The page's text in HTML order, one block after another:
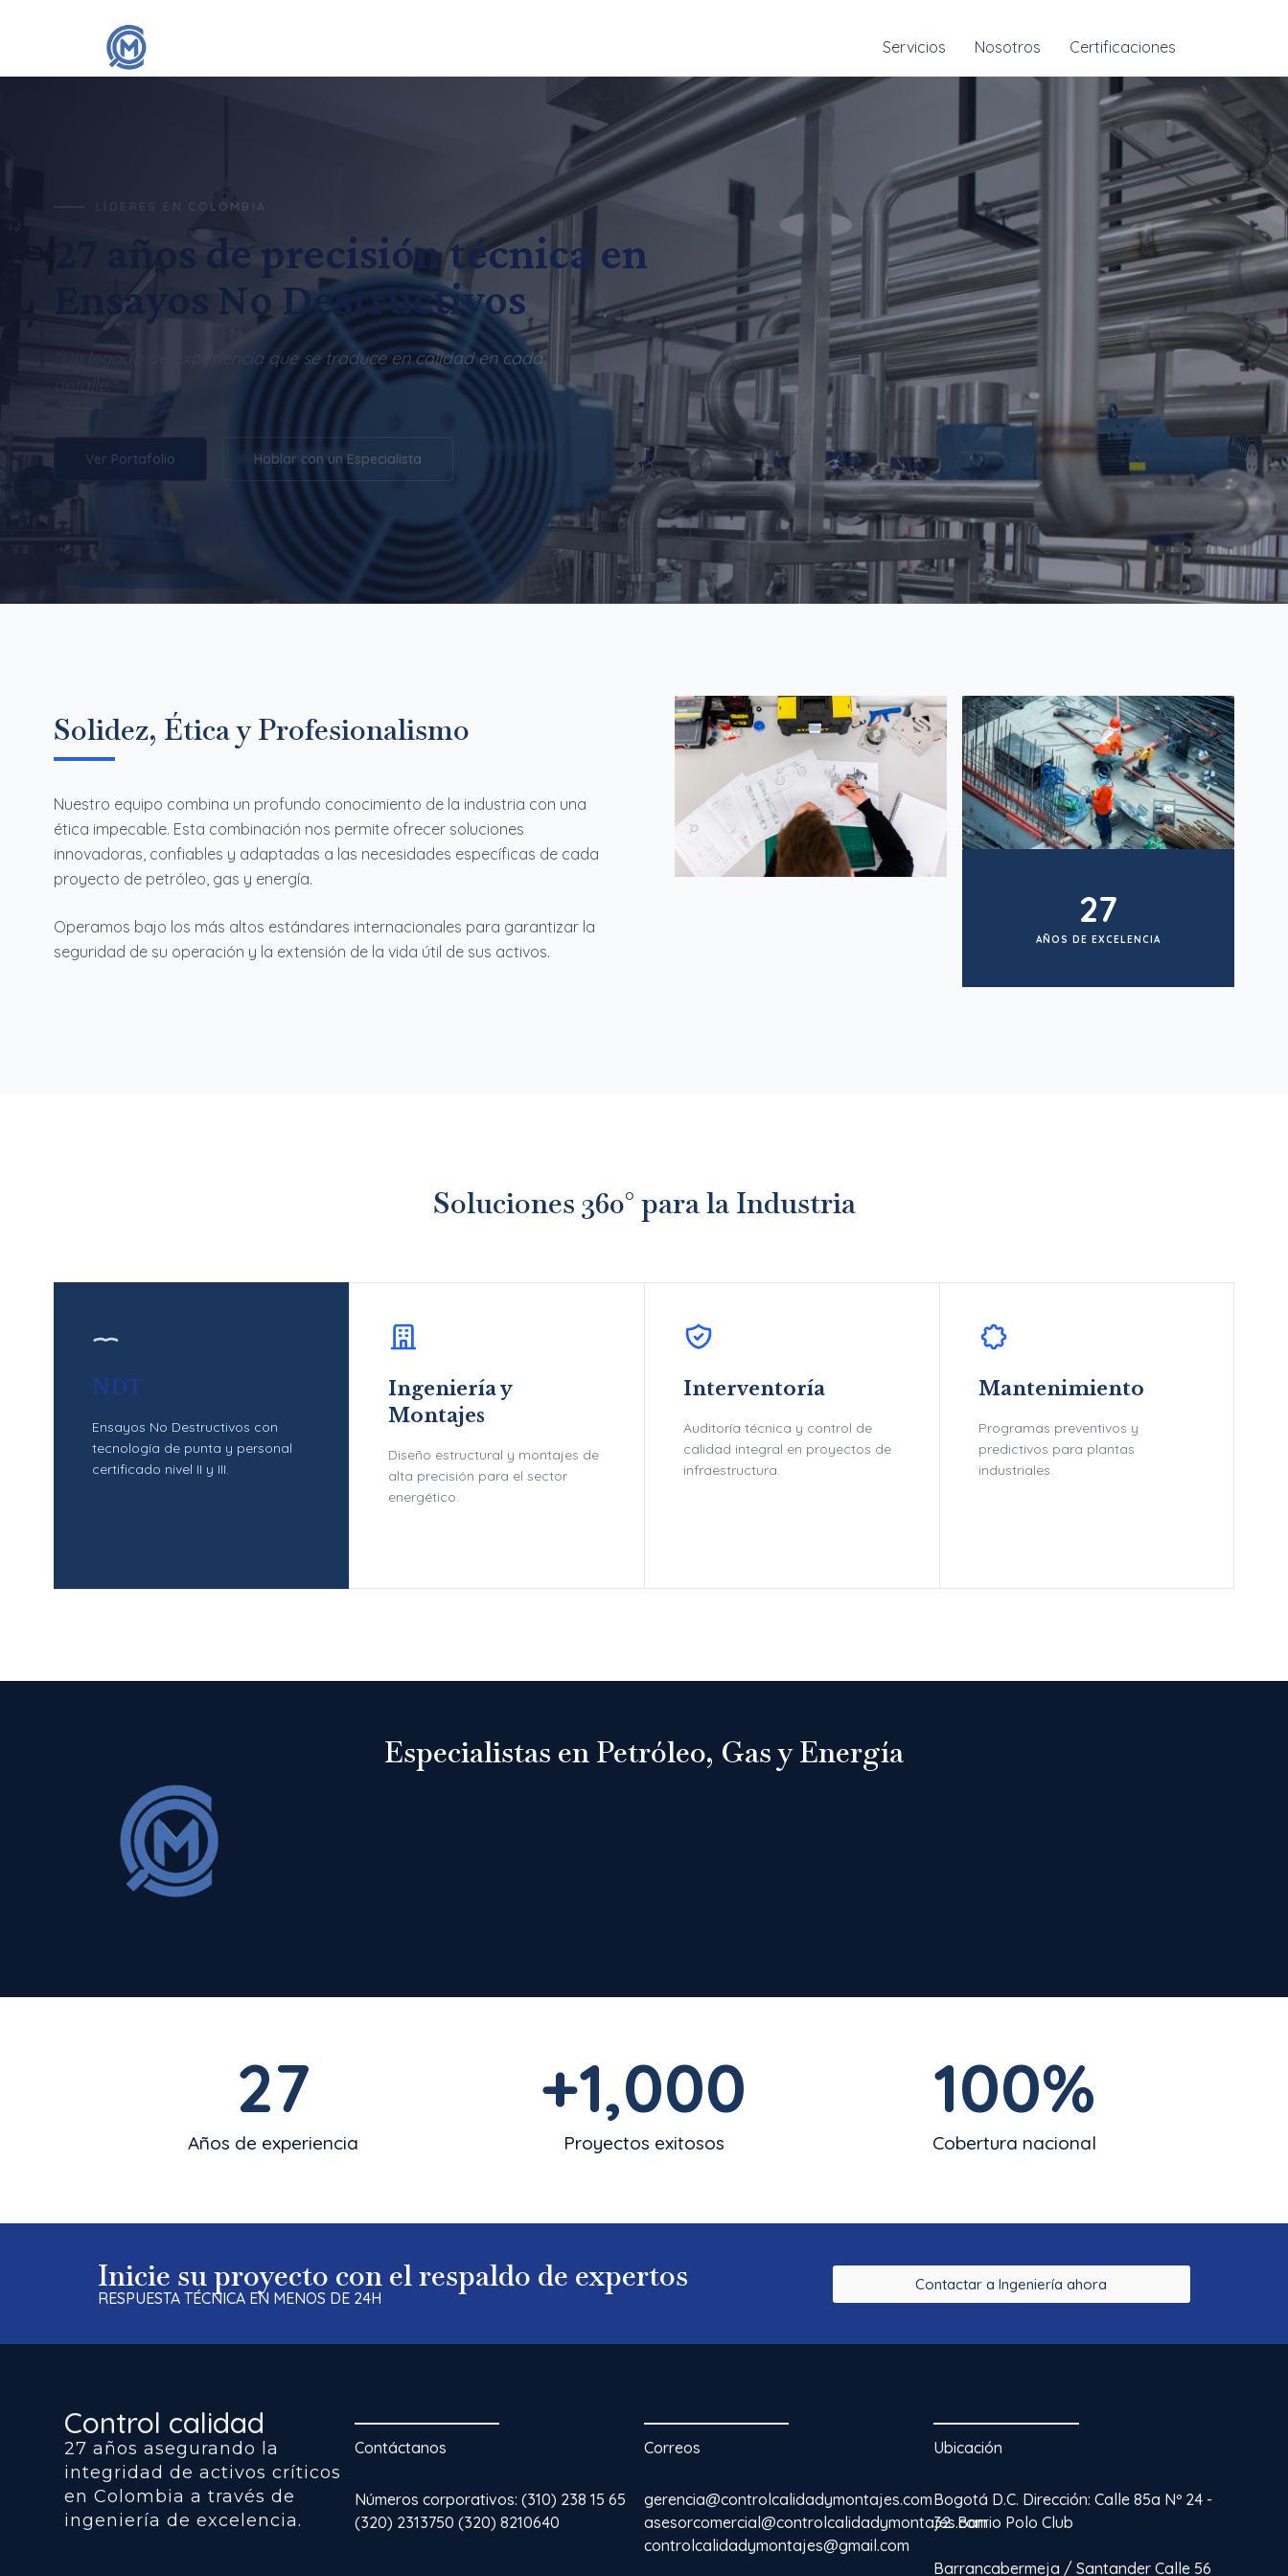
Servicios Nosotros Certificaciones
LÍDERES EN COLOMBIA
27 años de precisión técnica en
Ensayos No Destructivos
"Un legado de experiencia que se traduce en calidad en cada
Ver Portafolio Hablar con un Especialista
Solidez, Ética y Profesionalismo
Nuestro equipo combina un profundo conocimiento de la industria con una
ética impecable. Esta combinación nos permite ofrecer soluciones
innovadoras, confiables y adaptadas a las necesidades específicas de cada
proyecto de petróleo, gas y energía.
Operamos bajo los más altos estándares internacionales para garantizar la
seguridad de su operación y la extensión de la vida útil de sus activos.
27
AÑOS DE EXCELENCIA
Soluciones 360° para la Industria
NDT
Ensayos No Destructivos con
tecnología de punta y personal
certificado nivel II y III.
Ingeniería y
Montajes
Diseño estructural y montajes de
alta precisión para el sector
energético.
Interventoría
Auditoría técnica y control de
calidad integral en proyectos de
infraestructura.
Mantenimiento
Programas preventivos y
predictivos para plantas
industriales.
Especialistas en Petróleo, Gas y Energía
Años de experiencia
27
Proyectos exitosos
+1,000
Cobertura nacional
100%
Inicie su proyecto con el respaldo de expertos
RESPUESTA TÉCNICA EN MENOS DE 24H
Contactar a Ingeniería ahora
Control calidad
27 años asegurando la
integridad de activos críticos
en Colombia a través de
ingeniería de excelencia.
Contáctanos
Números corporativos: (310) 238 15 65
(320) 2313750 (320) 8210640
Correos
gerencia@controlcalidadymontajes.com
asesorcomercial@controlcalidadymontajes.com
controlcalidadymontajes@gmail.com
Ubicación
Bogotá D.C. Dirección: Calle 85a Nº 24 -
32. Barrio Polo Club
Barrancabermeja / Santander Calle 56